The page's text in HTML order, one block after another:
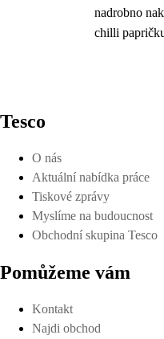
nadrobno
chilli
Tesco
O nás
Aktuální nabídka práce
Tiskové zprávy
Myslíme na budoucnost
Obchodní skupina Tesco
Pomůžeme vám
Kontakt
Najdi obchod